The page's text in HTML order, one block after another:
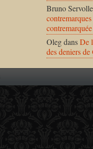
Bruno Servolle
OlegdansDe
des deniers